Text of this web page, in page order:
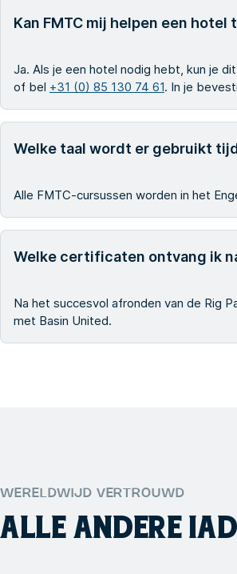
Kan FMTC mij helpen een
Ja. Als je een hotel nodig hebt, kun je
of bel +31 (0) 85 130 74 61. In je
Welke taal wordt er gebruikt
Alle FMTC-cursussen worden in het
Welke certificaten ontvang ik
Na het succesvol afronden van de Rig
met Basin United.
WERELDWIJD VERTROUWD
ALLE ANDERE